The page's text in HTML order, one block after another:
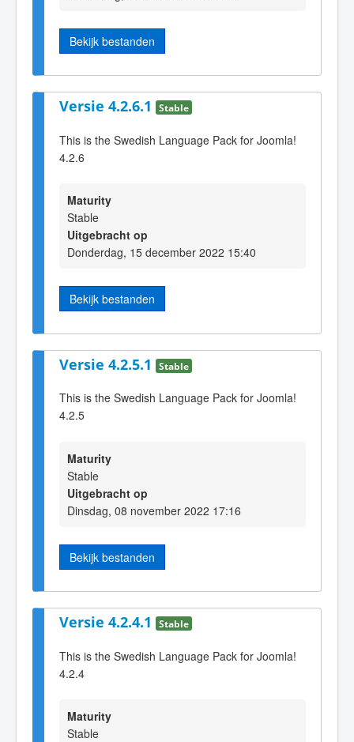
Bekijk bestanden
Versie 4.2.6.1 Stable
This is the Swedish Language Pack for Joomla!
4.2.6
Maturity
Stable
Uitgebracht op
Donderdag, 15 december 2022 15:40
Bekijk bestanden
Versie 4.2.5.1 Stable
This is the Swedish Language Pack for Joomla!
4.2.5
Maturity
Stable
Uitgebracht op
Dinsdag, 08 november 2022 17:16
Bekijk bestanden
Versie 4.2.4.1 Stable
This is the Swedish Language Pack for Joomla!
4.2.4
Maturity
Stable